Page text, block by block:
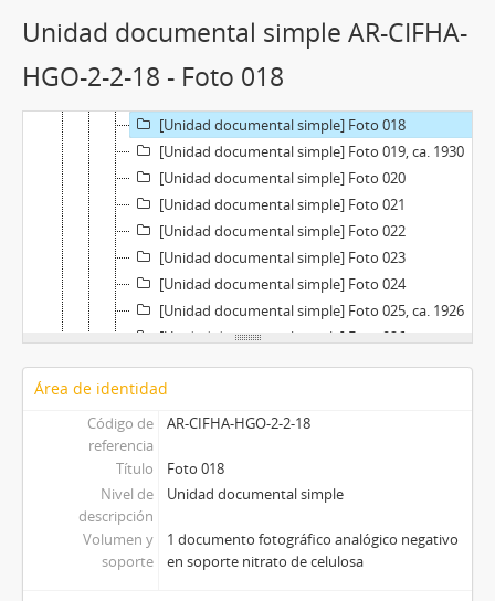
Unidad documental simple AR-CIFHA-
HGO-2-2-18 - Foto 018
[Unidad documental simple] Foto 014, ca. 1926
[Unidad documental simple] Foto 015
[Unidad documental simple] Foto 016
[Unidad documental simple] Foto 018
[Unidad documental simple] Foto 019, ca. 1930
[Unidad documental simple] Foto 020
[Unidad documental simple] Foto 021
[Unidad documental simple] Foto 022
[Unidad documental simple] Foto 023
[Unidad documental simple] Foto 024
[Unidad documental simple] Foto 025, ca. 1926
[Unidad documental simple] Foto 026
[Unidad documental simple] Foto 027
[Unidad documental simple] Foto 028
[Unidad documental simple] Foto 029
[Unidad documental simple] Foto 031
[Unidad documental simple] Foto 032
[Unidad documental simple] Foto 034
[Unidad documental simple] Foto 035
Área de identidad
Código de
referencia
AR-CIFHA-HGO-2-2-18
Título
Foto 018
Nivel de
descripción
Unidad documental simple
Volumen y
soporte
1 documento fotográfico analógico negativo
en soporte nitrato de celulosa